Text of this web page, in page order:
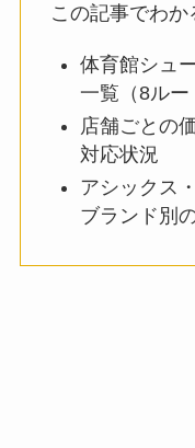
この記事でわか
体育館シュ
一覧（8ルー
店舗ごとの
対応状況
アシックス
ブランド別